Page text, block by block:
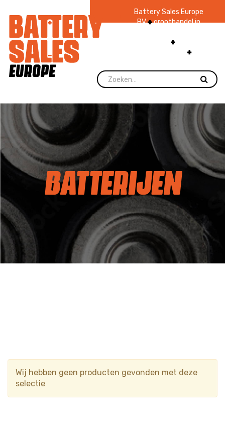
Battery Sales Europe
BV groothandel in
zaklampen Ruim 48
jaar ervaring
voorraad.
BATTERIJEN
Wij hebben geen producten gevonden met deze
selectie